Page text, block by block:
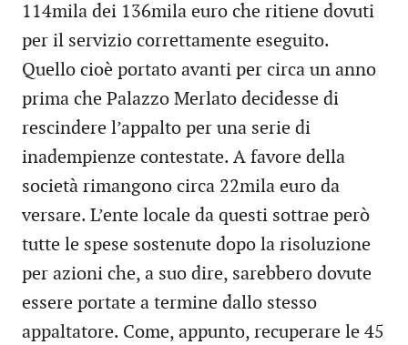
114mila dei 136mila euro che ritiene dovuti
per il servizio correttamente eseguito.
Quello cioè portato avanti per circa un anno
prima che Palazzo Merlato decidesse di
rescindere l’appalto per una serie di
inadempienze contestate. A favore della
società rimangono circa 22mila euro da
versare. L’ente locale da questi sottrae però
tutte le spese sostenute dopo la risoluzione
per azioni che, a suo dire, sarebbero dovute
essere portate a termine dallo stesso
appaltatore. Come, appunto, recuperare le 45